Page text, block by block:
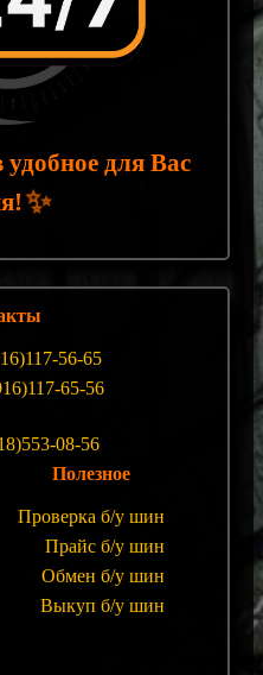
для Вас
✨
56-65
65-56
08-56
Полезное
Проверка б/у шин
Прайс б/у шин
Обмен б/у шин
Выкуп б/у шин